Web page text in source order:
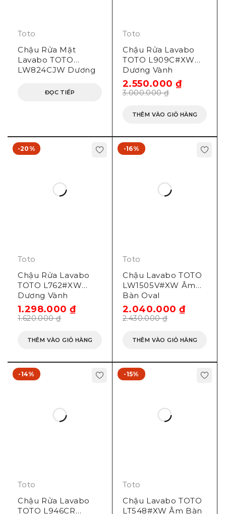
Toto
Chậu Rửa Mặt
Lavabo TOTO
LW824CJW Dương
ĐỌC TIẾP
Toto
Chậu Rửa Lavabo
TOTO L909C#XW
Dương Vành
3.000.000₫
2.550.000₫
THÊM VÀO GIỎ HÀNG
-20%
Toto
Chậu Rửa Lavabo
TOTO L762#XW
Dương Vành
1.620.000₫
1.298.000₫
THÊM VÀO GIỎ HÀNG
-16%
Toto
Chậu Lavabo TOTO
LW1505V#XW Âm
Bàn Oval
2.430.000₫
2.040.000₫
THÊM VÀO GIỎ HÀNG
-14%
Toto
Chậu Rửa Lavabo
TOTO L946CR
-15%
Toto
Chậu Lavabo TOTO
LT548#XW Âm Bàn